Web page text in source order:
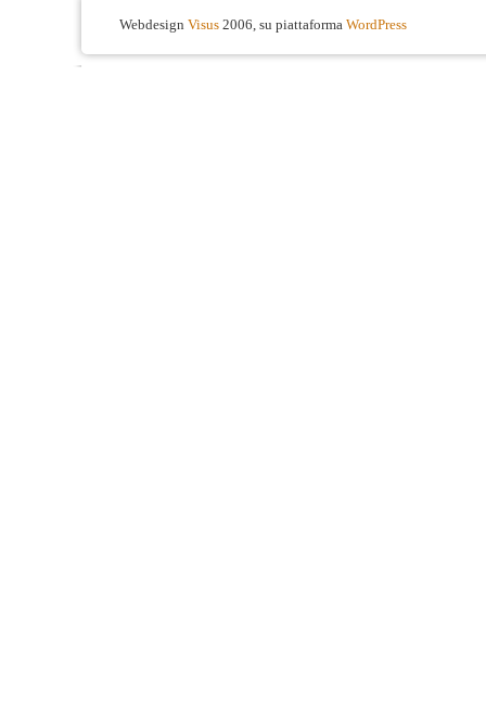
Webdesign Visus 2006, su piattaforma WordPress